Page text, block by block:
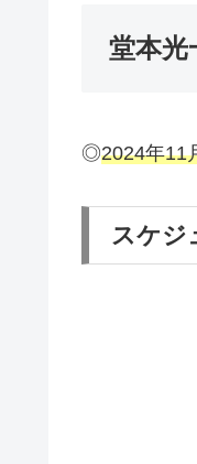
堂本光
◎2024年11
スケジ